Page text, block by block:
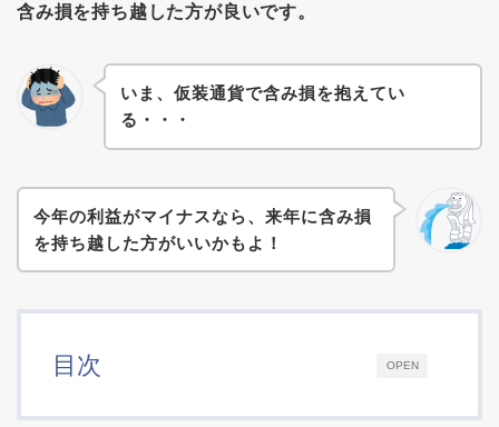
含み損を持ち越した方が良いです。
いま、仮装通貨で含み損を抱えてい
る・・・
今年の利益がマイナスなら、来年に含み損
を持ち越した方がいいかもよ！
OPEN
目次